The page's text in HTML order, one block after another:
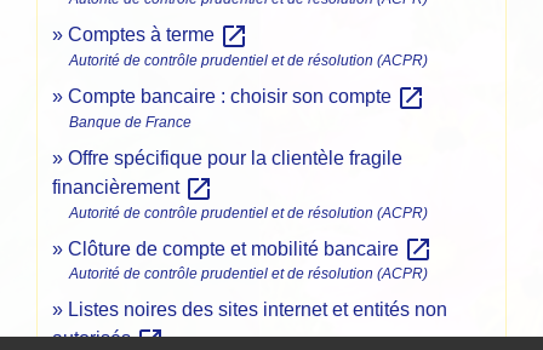
Comptes à terme open_in_new
Autorité de contrôle prudentiel et de résolution (ACPR)
Compte bancaire : choisir son compte open_in_new
Banque de France
Offre spécifique pour la clientèle fragile
financièrement open_in_new
Autorité de contrôle prudentiel et de résolution (ACPR)
Clôture de compte et mobilité bancaire open_in_new
Autorité de contrôle prudentiel et de résolution (ACPR)
Listes noires des sites internet et entités non
autorisésopen_in_new